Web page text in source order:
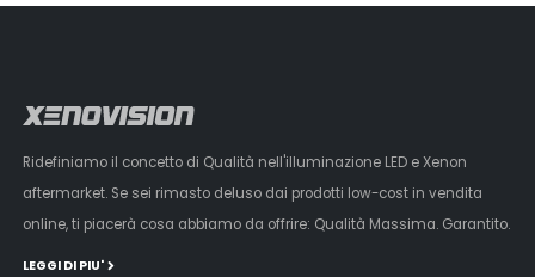
Ridefiniamo il concetto di Qualità nell'illuminazione LED e Xenon
aftermarket. Se sei rimasto deluso dai prodotti low-cost in vendita
online, ti piacerà cosa abbiamo da offrire: Qualità Massima. Garantito.
LEGGI DI PIU'